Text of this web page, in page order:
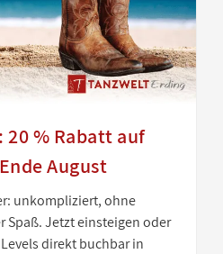
% Rabatt auf
August
unkompliziert, ohne
Spaß. Jetzt einsteigen oder
direkt buchbar in